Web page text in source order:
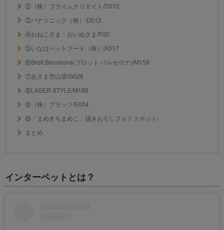
②（株）プライムクリエイト/D012
③パナソニック（株）/D012
④おねこさま・おいぬさま/F02/
⑤いなばペットフード（株）/A017
⑥Brott Barcelona(ブロット バルセロナ)/M159
⑦あさま空山望/G026
⑧LASER STYLE/M188
⑨（株）プラッツ/E004
⑩「まめきちまめこ」描きおろしフォトスポット/
まとめ
インターペットとは？